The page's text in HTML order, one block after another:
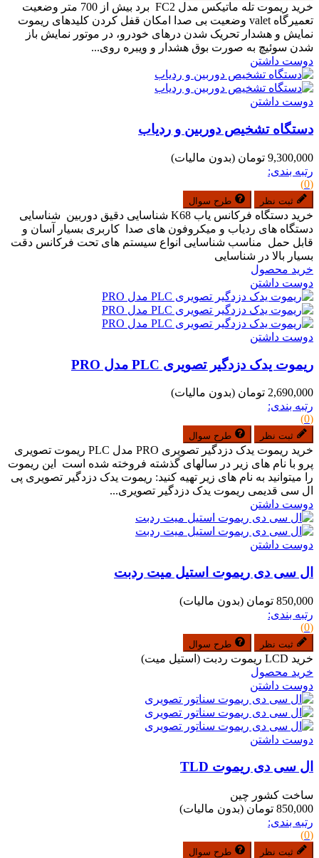
خرید ریموت تله ماتیکس مدل FC2 برد بیش از 700 متر وضعیت
تعمیرگاه valet وضعیت بی صدا امکان قفل کردن کلیدهای ریموت
نمایش و هشدار تحریک شدن درهای خودرو، در موتور نمایش باز
شدن سوئیچ به صورت بوق هشدار و ویبره روی...
دوست داشتن
دوست داشتن
دستگاه تشخیص دوربین و ردیاب
9,300,000 تومان
(بدون مالیات)
رتبه بندی:
(0)
ثبت نظر طرح سوال
خرید دستگاه فرکانس یاب K68 شناسایی دقیق دوربین شناسایی
دستگاه های ردیاب و میکروفون های صدا کاربری بسیار آسان و
قابل حمل مناسب شناسایی انواع سیستم های تحت فرکانس دقت
بسیار بالا در شناسایی
خرید محصول
دوست داشتن
دوست داشتن
ریموت یدک دزدگیر تصویری PLC مدل PRO
2,690,000 تومان
(بدون مالیات)
رتبه بندی:
(0)
ثبت نظر طرح سوال
خرید ریموت یدک دزدگیر تصویری PRO مدل PLC ریموت تصویری
پرو با نام های زیر در سالهای گذشته فروخته شده است این ریموت
را میتوانید به نام های زیر تهیه کنید: ریموت یدک دزدگیر تصویری پی
ال سی قدیمی ریموت یدک دزدگیر تصویری...
دوست داشتن
دوست داشتن
ال سی دی ریموت استیل میت ردبت
850,000 تومان
(بدون مالیات)
رتبه بندی:
(0)
ثبت نظر طرح سوال
خرید LCD ریموت ردبت (استیل میت)
خرید محصول
دوست داشتن
دوست داشتن
ال سی دی ریموت TLD
ساخت کشور چین
850,000 تومان
(بدون مالیات)
رتبه بندی:
(0)
ثبت نظر طرح سوال